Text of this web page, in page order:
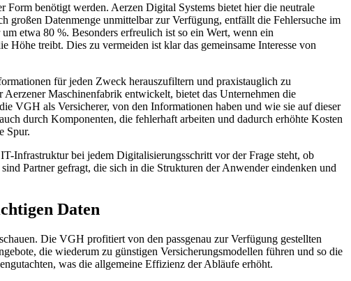
benötigt werden. Aerzen Digital Systems bietet hier die neutrale
großen Datenmenge unmittelbar zur Verfügung, entfällt die Fehlersuche im
etwa 80 %. Besonders erfreulich ist so ein Wert, wenn ein
treibt. Dies zu vermeiden ist klar das gemeinsame Interesse von
für jeden Zweck herauszufiltern und praxistauglich zu
Maschinenfabrik entwickelt, bietet das Unternehmen die
VGH als Versicherer, von den Informationen haben und wie sie auf dieser
durch Komponenten, die fehlerhaft arbeiten und dadurch erhöhte Kosten
Spur.
Infrastruktur bei jedem Digitalisierungsschritt vor der Frage steht, ob
Partner gefragt, die sich in die Strukturen der Anwender eindenken und
Daten
Die VGH profitiert von den passgenau zur Verfügung gestellten
die wiederum zu günstigen Versicherungsmodellen führen und so die
was die allgemeine Effizienz der Abläufe erhöht.